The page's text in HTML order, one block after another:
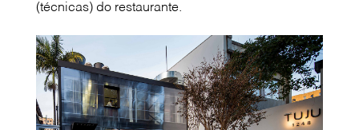
(técnicas) do restaurante.